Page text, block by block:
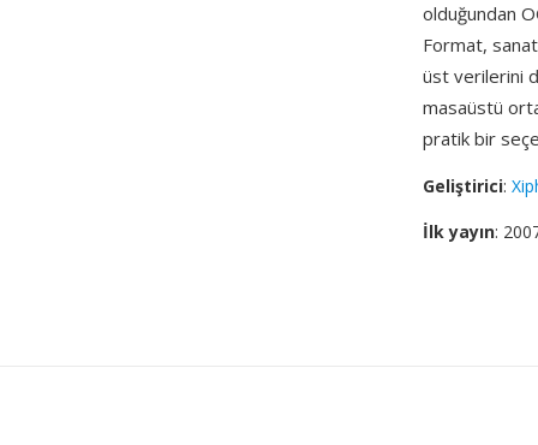
olduğundan
Format,
üst verilerini
masaüstü
pratik bir
Geliştirici:
İlk yayın: